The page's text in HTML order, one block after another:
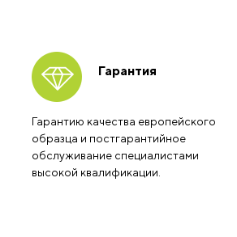
Гарантия
Гарантию качества европейского
образца и постгарантийное
обслуживание специалистами
высокой квалификации.